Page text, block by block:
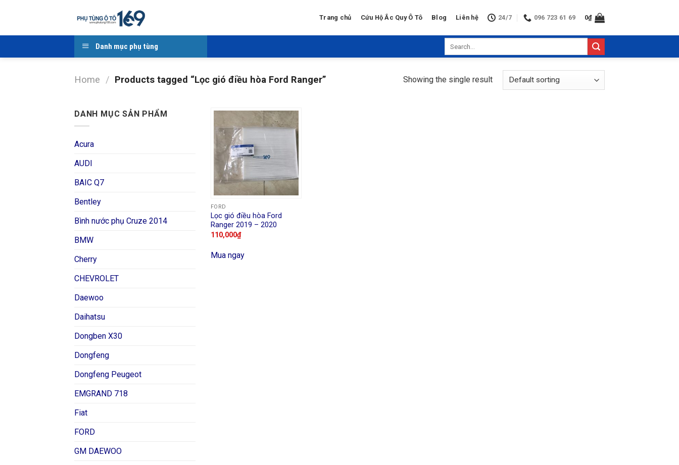
Trang chủ Cứu Hộ Ắc Quy Ô Tô Blog Liên hệ 24/7 096 723 61 69 0₫
Danh mục phụ tùng
Home / Products tagged “Lọc gió điều hòa Ford Ranger” Showing the single result
DANH MỤC SẢN PHẨM
Acura
AUDI
BAIC Q7
Bentley
Bình nước phụ Cruze 2014
BMW
Cherry
CHEVROLET
Daewoo
Daihatsu
Dongben X30
Dongfeng
Dongfeng Peugeot
EMGRAND 718
Fiat
FORD
GM DAEWOO
FORD
Lọc gió điều hòa Ford
Ranger 2019 – 2020
110,000₫
Mua ngay